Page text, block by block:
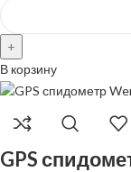
В корзину
GPS